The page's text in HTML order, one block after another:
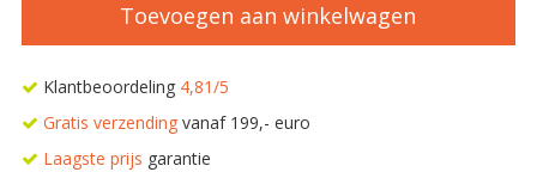
Toevoegen aan winkelwagen
Klantbeoordeling 4,81/5
Gratis verzendingvanaf 199,- euro
Laagste prijs garantie